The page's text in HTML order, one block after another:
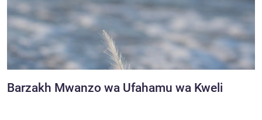
Barzakh Mwanzo wa Ufahamu wa Kweli